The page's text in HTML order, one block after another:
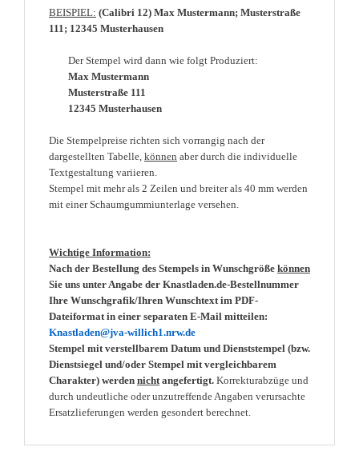
BEISPIEL: (Calibri 12) Max Mustermann; Musterstraße
111; 12345 Musterhausen
Der Stempel wird dann wie folgt Produziert:
Max Mustermann
Musterstraße 111
12345 Musterhausen
Die Stempelpreise richten sich vorrangig nach der
dargestellten Tabelle, können aber durch die individuelle
Textgestaltung variieren.
Stempel mit mehr als 2 Zeilen und breiter als 40 mm werden
mit einer Schaumgummiunterlage versehen.
Wichtige Information:
Nach der Bestellung des Stempels in Wunschgröße können
Sie uns unter Angabe der Knastladen.de-Bestellnummer
Ihre Wunschgrafik/Ihren Wunschtext im PDF-
Dateiformat in einer separaten E-Mail mitteilen:
Knastladen@jva-willich1.nrw.de
Stempel mit verstellbarem Datum und Dienststempel (bzw.
Dienstsiegel und/oder Stempel mit vergleichbarem
Charakter) werden nicht angefertigt. Korrekturabzüge und
durch undeutliche oder unzutreffende Angaben verursachte
Ersatzlieferungen werden gesondert berechnet.